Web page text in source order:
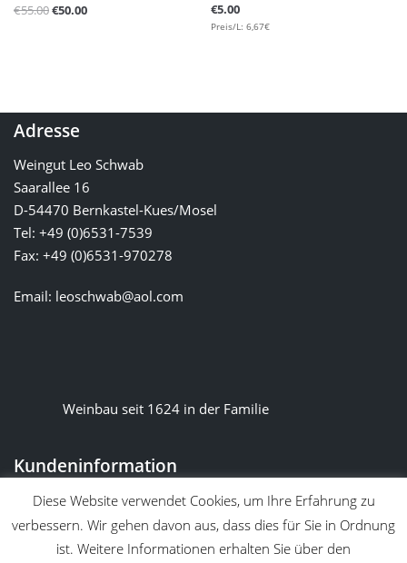
€55.00€50.00
€5.00
Preis/L: 6,67€
Adresse
Weingut Leo Schwab
Saarallee 16
D-54470 Bernkastel-Kues/Mosel
Tel: +49 (0)6531-7539
Fax: +49 (0)6531-970278
Email: leoschwab@aol.com
Weinbau seit 1624 in der Familie
Kundeninformation
AGBs
Widerruf
Impressum
Diese Website verwendet Cookies, um Ihre Erfahrung zu
verbessern. Wir gehen davon aus, dass dies für Sie in Ordnung
ist. Weitere Informationen erhalten Sie über den